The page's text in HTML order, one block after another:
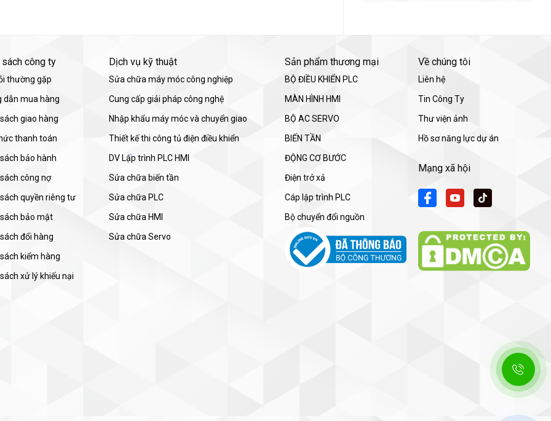
sách công ty
thường gặp
dẫn mua hàng
giao hàng
thanh toán
bảo hành
công nợ
quyền riêng tư
bảo mật
đổi hàng
kiểm hàng
xử lý khiếu nại
Dịch vụ kỹ thuật
Sửa chữa máy móc công nghiệp
Cung cấp giải pháp công nghệ
Nhập khẩu máy móc và chuyển giao
Thiết kế thi công tủ điện điều khiển
DV Lập trình PLC HMI
Sửa chữa biến tần
Sửa chữa PLC
Sửa chữa HMI
Sửa chữa Servo
Sản phẩm thương mại
BỘ ĐIỀU KHIỂN PLC
MÀN HÌNH HMI
BỘ AC SERVO
BIẾN TẦN
ĐỘNG CƠ BƯỚC
Điện trở xả
Cáp lập trình PLC
Bộ chuyển đổi nguồn
Về chúng tôi
Liên hệ
Tin Công Ty
Thư viện ảnh
Hồ sơ năng lực dự án
Mạng xã hội